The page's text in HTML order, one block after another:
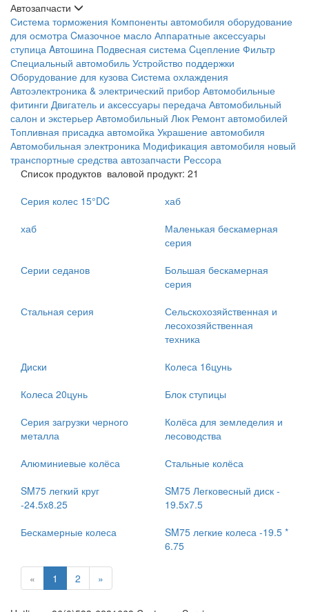
Автозапчасти
Система торможения Компоненты автомобиля оборудование
для осмотра Cмазочное масло Аппаратные аксессуары
ступица Aвтошина Подвесная система Cцепление Фильтр
Специальный автомобиль Устройство поддержки
Оборудование для кузова Система охлаждения
Автоэлектроника & электрический прибор Автомобильные
фитинги Двигатель и аксессуары передача Автомобильный
салон и экстерьер Автомобильный Люк Ремонт автомобилей
Топливная присадка автомойка Украшение автомобиля
Автомобильная электроника Модификация автомобиля новый
транспортные средства автозапчасти Pессора
Список продуктов валовой продукт: 21
Серия колес 15°DC
хаб
хаб
Маленькая бескамерная
серия
Серии седанов
Большая бескамерная
серия
Стальная серия
Сельскохозяйственная и
лесохозяйственная
техника
Диски
Колеса 16цунь
Колеса 20цунь
Блок ступицы
Серия загрузки черного
металла
Колёса для земледелия и
лесоводства
Алюминиевые колёса
Стальные колёса
SM75 легкий круг
-24.5x8.25
SM75 Легковесный диск -
19.5x7.5
Бескамерные колеса
SM75 легкие колеса -19.5 *
6.75
« 1 2 »